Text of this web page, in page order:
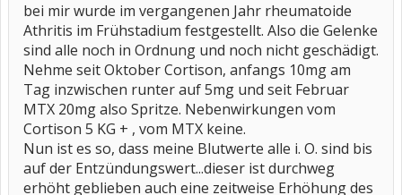
bei mir wurde im vergangenen Jahr rheumatoide
Athritis im Frühstadium festgestellt. Also die Gelenke
sind alle noch in Ordnung und noch nicht geschädigt.
Nehme seit Oktober Cortison, anfangs 10mg am
Tag inzwischen runter auf 5mg und seit Februar
MTX 20mg also Spritze. Nebenwirkungen vom
Cortison 5 KG + , vom MTX keine.
Nun ist es so, dass meine Blutwerte alle i. O. sind bis
auf der Entzündungswert...dieser ist durchweg
erhöht geblieben auch eine zeitweise Erhöhung des